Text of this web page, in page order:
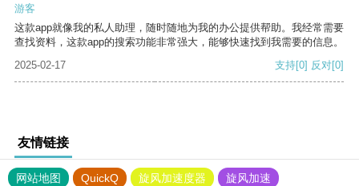
游客
这款app就像我的私人助理，随时随地为我的办公提供帮助。我经常需要
查找资料，这款app的搜索功能非常强大，能够快速找到我需要的信息。
2025-02-17
支持[0] 反对[0]
友情链接
网站地图 QuickQ 旋风加速度器 旋风加速